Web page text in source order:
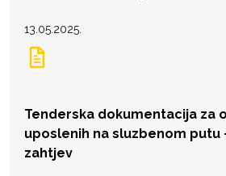
13.05.2025.
Tenderska dokumentacija za
uposlenih na sluzbenom putu
zahtjev